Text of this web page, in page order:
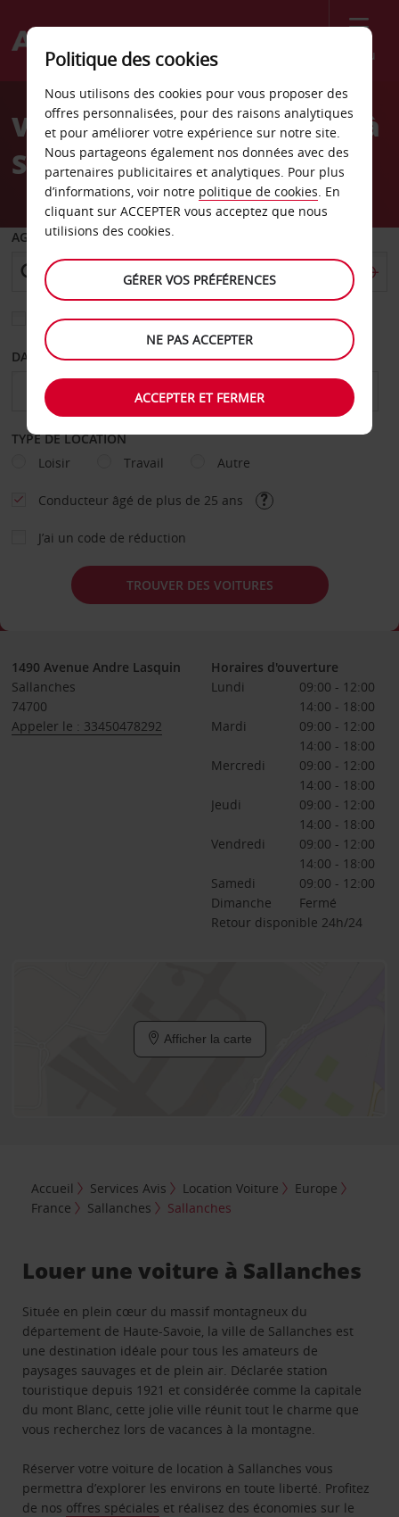
Menu
Welcome
AvisVotre location de voiture à
Sallanches
AGENCE DE DÉPART
Sélectionnez une autre agence de retour
DATE DE DÉPART DATE DE RETOUR
TYPE DE LOCATION
Loisir
Travail Autre
Conducteur âgé de plus de 25 ans
J’ai un code de réduction
TROUVER DES VOITURES
1490 Avenue Andre Lasquin
Sallanches
74700
Appeler le : 33450478292
Horaires d'ouverture
Lundi
09:00 - 12:00
14:00 - 18:00
Mardi
09:00 - 12:00
14:00 - 18:00
Mercredi
09:00 - 12:00
14:00 - 18:00
Jeudi
09:00 - 12:00
14:00 - 18:00
Vendredi
09:00 - 12:00
14:00 - 18:00
Samedi
09:00 - 12:00
Dimanche
Fermé
Retour disponible 24h/24
Afficher la carte
Accueil Services Avis Location Voiture
Europe
France
Sallanches Sallanches
Louer une voiture à Sallanches
Située en plein cœur du massif montagneux du
département de Haute-Savoie, la ville de Sallanches est
une destination idéale pour tous les amateurs de
paysages sauvages et de plein air. Déclarée station
touristique depuis 1921 et considérée comme la capitale
du mont Blanc, cette jolie ville réunit tout le charme que
vous recherchez lors de vacances à la montagne.
Réserver votre voiture de location à Sallanches vous
permettra d’explorer les environs en toute liberté. Profitez
de nos offres spéciales et réalisez des économies sur le
Politique des cookies
Nous utilisons des cookies pour vous proposer des
offres personnalisées, pour des raisons analytiques
et pour améliorer votre expérience sur notre site.
Nous partageons également nos données avec des
partenaires publicitaires et analytiques. Pour plus
d’informations, voir notre politique de cookies. En
cliquant sur ACCEPTER vous acceptez que nous
utilisions des cookies.
GÉRER VOS PRÉFÉRENCES
NE PAS ACCEPTER
ACCEPTER ET FERMER